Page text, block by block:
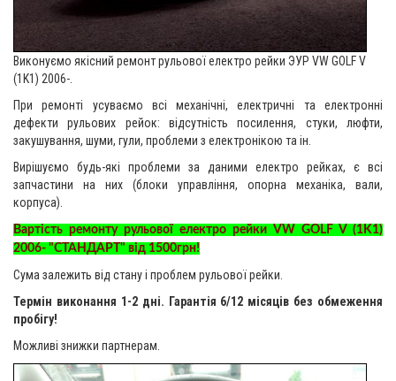
Виконуємо якісний ремонт рульової електро рейки ЭУР VW GOLF V
(1K1) 2006-
При ремонті усуваємо всі механічні, електричні та електронні
дефекти рульових рейок: відсутність посилення, стуки, люфти,
закушування, шуми, гули, проблеми з електронікою та ін.
Вирішуємо будь-які проблеми за даними електро рейках, є всі
запчастини на них (блоки управління, опорна механіка, вали,
корпуса).
Вартість ремонту рульової електро рейки VW GOLF V (1K1)
2006- "СТАНДАРТ" від 1500грн!
Сума залежить від стану і проблем рульової рейки.
Термін виконання 1-2 дні. Гарантія 6/12 місяців без обмеження
пробігу!
Можливі знижки партнерам.